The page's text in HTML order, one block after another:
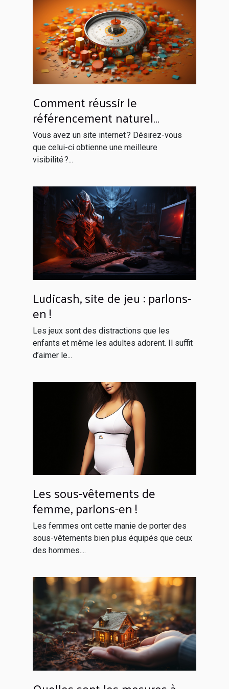
Comment réussir le
référencement naturel
efficacement ?
Vous avez un site internet ? Désirez-vous
que celui-ci obtienne une meilleure
visibilité ?...
Ludicash, site de jeu : parlons-
en !
Les jeux sont des distractions que les
enfants et même les adultes adorent. Il suffit
d’aimer le...
Les sous-vêtements de
femme, parlons-en !
Les femmes ont cette manie de porter des
sous-vêtements bien plus équipés que ceux
des hommes....